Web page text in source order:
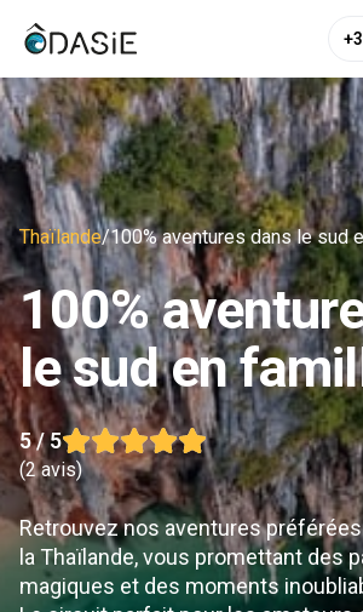
Thaïlande/100% aventures dans le sud
100%
le sud en
5/ 5
(2 avis)
Retrouvez nos aventures
la Thaïlande, vous promettant des
magiques et des moments